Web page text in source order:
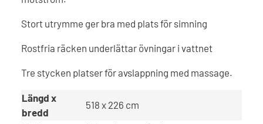
Stort utrymme ger bra med plats för simning
Rostfria räcken underlättar övningar i vattnet
Tre stycken platser för avslappning med massage.
Längd x
bredd
518 x 226 cm